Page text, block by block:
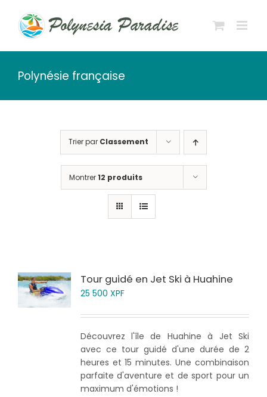
contenu
Polynésie française
Trier par Classement
Montrer12 produits
Tour guidé en Jet Ski à Huahine
25 500 XPF
Découvrez l'île de Huahine à Jet Ski
avec ce tour guidé d'une durée de 2
heures et 15 minutes. Une combinaison
parfaite d'aventure et de sport pour un
maximum d'émotions !